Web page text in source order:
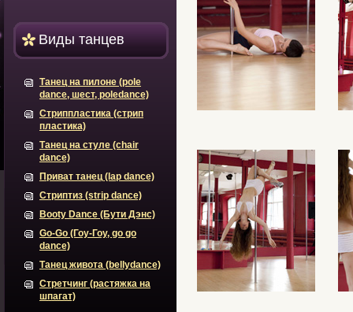
Виды танцев
Танец на пилоне (pole
dance, шест, poledance)
Стриппластика (стрип
пластика)
Танец на стуле (chair
dance)
Приват танец (lap dance)
Стриптиз (strip dance)
Booty Dance (Бути Дэнс)
Go-Go (Гоу-Гоу, go go
dance)
Танец живота (bellydance)
Стретчинг (растяжка на
шпагат)